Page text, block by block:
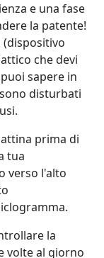
e una fase
la patente!
(dispositivo
che devi
sapere in
disturbati
prima di
tua
verso l'alto
la
volte al giorno